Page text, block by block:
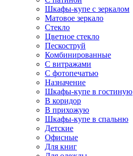
Шкафы-купе с зеркалом
Матовое зеркало
Стекло
Цветное стекло
Пескоструй
Комбинированные
С витражами
С фотопечатью
Назначение
Шкафы-купе в гостиную
В коридор
В прихожую
Шкафы-купе в спальню
Детские
Офисные
Для книг